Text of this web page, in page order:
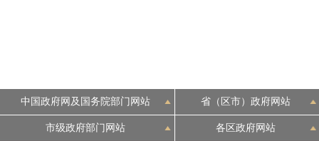
中国政府网及国务院部门网站 省（区市）政府网站
市级政府部门网站 各区政府网站